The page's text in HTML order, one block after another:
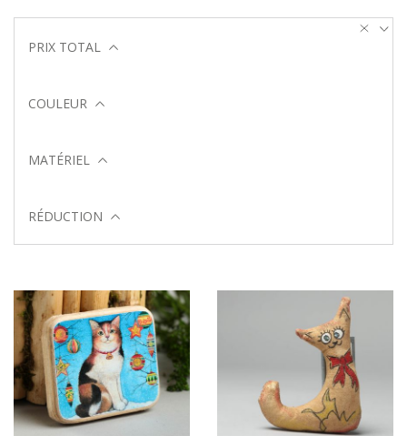
PRIX TOTAL
COULEUR
MATÉRIEL
RÉDUCTION